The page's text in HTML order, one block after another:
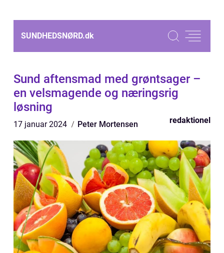
SUNDHEDSNØRD.dk
Sund aftensmad med grøntsager –
en velsmagende og næringsrig
løsning
17 januar 2024 Peter Mortensen redaktionel